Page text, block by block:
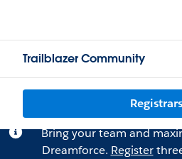
Trailblazer Community
Bring your team and
Dreamforce. Register